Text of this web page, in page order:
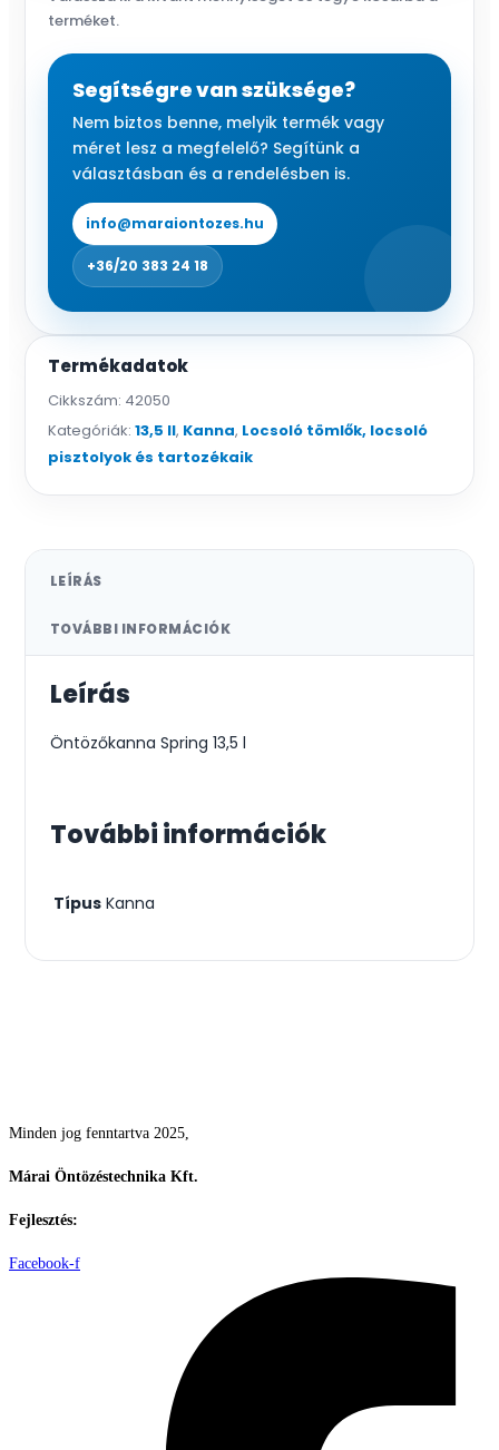
terméket.
Segítségre van szüksége?
Nem biztos benne, melyik termék vagy
méret lesz a megfelelő? Segítünk a
választásban és a rendelésben is.
info@maraiontozes.hu
+36/20 383 24 18
Termékadatok
Cikkszám: 42050
Kategóriák: 13,5 ll, Kanna, Locsoló tömlők, locsoló
pisztolyok és tartozékaik
LEÍRÁS
TOVÁBBI INFORMÁCIÓK
Leírás
Öntözőkanna Spring 13,5 l
További információk
Típus Kanna
Minden jog fenntartva 2025,
Márai Öntözéstechnika Kft.
Fejlesztés:
Facebook-f